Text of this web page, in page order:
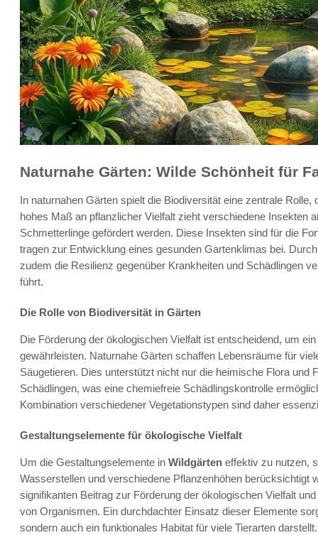
Naturnahe Gärten: Wilde Schönheit für
In naturnahen Gärten spielt die Biodiversität eine zentrale
hohes Maß an pflanzlicher Vielfalt zieht verschiedene Insekten
Schmetterlinge gefördert werden. Diese Insekten sind für die
tragen zur Entwicklung eines gesunden Gartenklimas bei.
zudem die Resilienz gegenüber Krankheiten und Schädlingen
führt.
Die Rolle von Biodiversität in Gärten
Die Förderung der ökologischen Vielfalt ist entscheidend, um
gewährleisten. Naturnahe Gärten schaffen Lebensräume für
Säugetieren. Dies unterstützt nicht nur die heimische Flora und
Schädlingen, was eine chemiefreie Schädlingskontrolle
Kombination verschiedener Vegetationstypen sind daher
Gestaltungselemente für ökologische Vielfalt
Um die Gestaltungselemente in Wildgärten effektiv zu nutzen,
Wasserstellen und verschiedene Pflanzenhöhen berücksichtigt
signifikanten Beitrag zur Förderung der ökologischen Vielfalt
von Organismen. Ein durchdachter Einsatz dieser Elemente
sondern auch ein funktionales Habitat für viele Tierarten